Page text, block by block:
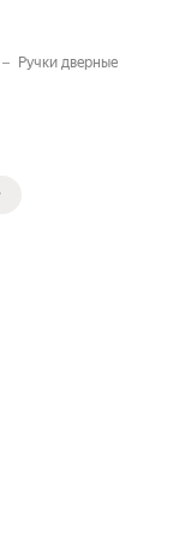
Ручки дверные